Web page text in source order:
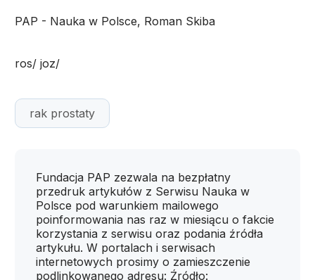
PAP - Nauka w Polsce, Roman Skiba
ros/ joz/
rak prostaty
Fundacja PAP zezwala na bezpłatny
przedruk artykułów z Serwisu Nauka w
Polsce pod warunkiem mailowego
poinformowania nas raz w miesiącu o fakcie
korzystania z serwisu oraz podania źródła
artykułu. W portalach i serwisach
internetowych prosimy o zamieszczenie
podlinkowanego adresu: Źródło: